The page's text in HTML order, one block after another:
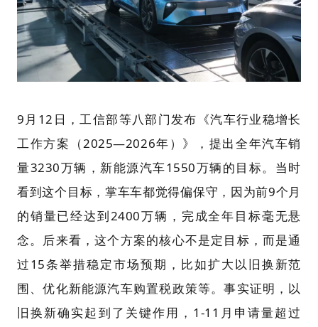
9月12日，工信部等八部门发布《汽车行业稳增长
工作方案（2025—2026年）》，提出全年汽车销
量3230万辆，新能源汽车1550万辆的目标。当时
看到这个目标，掌车车都觉得偏保守，因为前9个月
的销量已经达到2400万辆，完成全年目标毫无悬
念。后来看，这个方案的核心不是定目标，而是通
过15条举措稳定市场预期，比如扩大以旧换新范
围、优化新能源汽车购置税政策等。事实证明，以
旧换新确实起到了关键作用，1-11月申请量超过